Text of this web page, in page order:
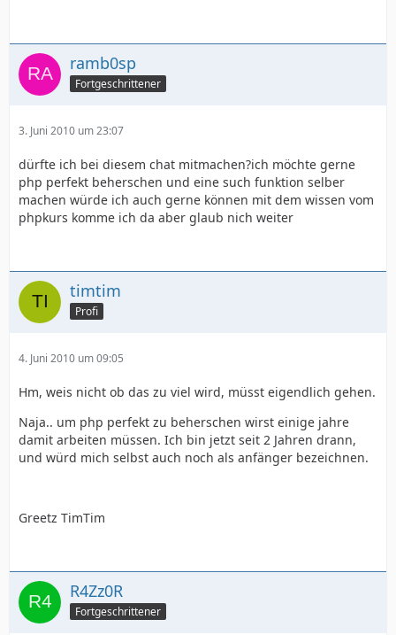
ramb0sp
Fortgeschrittener
3. Juni 2010 um 23:07
dürfte ich bei diesem chat mitmachen?ich möchte gerne
php perfekt beherschen und eine such funktion selber
machen würde ich auch gerne können mit dem wissen vom
phpkurs komme ich da aber glaub nich weiter
timtim
Profi
4. Juni 2010 um 09:05
Hm, weis nicht ob das zu viel wird, müsst eigendlich gehen.
Naja.. um php perfekt zu beherschen wirst einige jahre
damit arbeiten müssen. Ich bin jetzt seit 2 Jahren drann,
und würd mich selbst auch noch als anfänger bezeichnen.
Greetz TimTim
R4Zz0R
Fortgeschrittener